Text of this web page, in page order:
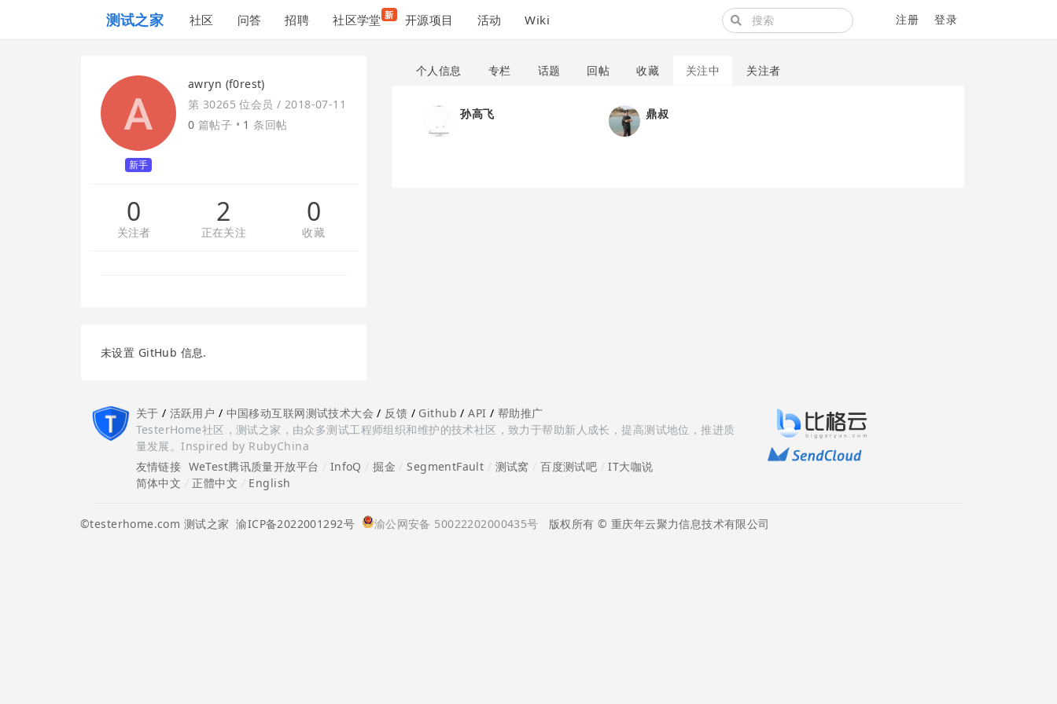
测试之家 社区 问答 招聘 社区学堂 新 开源项目 活动 Wiki 注册 登录
新手
awryn (f0rest)
第 30265 位会员 / 2018-07-11
0 篇帖子 • 1 条回帖
0
关注者
2
正在关注
0
收藏
未设置 GitHub 信息.
个人信息 专栏 话题 回帖 收藏 关注中 关注者
孙高飞 鼎叔
关于 / 活跃用户 / 中国移动互联网测试技术大会 / 反馈 / Github /API / 帮助推广
TesterHome社区，测试之家，由众多测试工程师组织和维护的技术社区，致力于帮助新人成长，提高测试地位，推进质
量发展。Inspired by RubyChina
友情链接 WeTest腾讯质量开放平台 InfoQ /掘金 /SegmentFault 测试窝 /百度测试吧 /IT大咖说
简体中文
正體中文 English
©testerhome.com 测试之家 渝ICP备2022001292号 渝公网安备 50022202000435号 版权所有 © 重庆年云聚力信息技术有限公司